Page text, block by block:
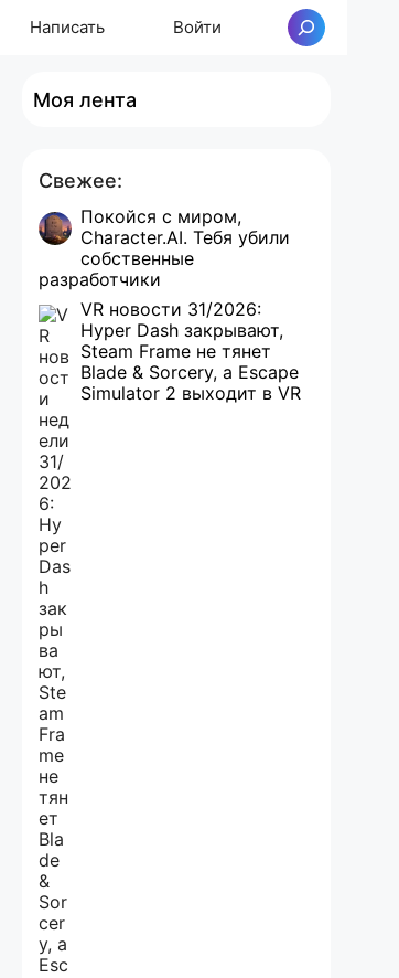
Написать Войти Поиск
Моя лента
Свежее:
Покойся с миром,
Character.AI. Тебя убили
собственные
разработчики
VR новости 31/2026:
Hyper Dash закрывают,
Steam Frame не тянет
Blade & Sorcery, а Escape
Simulator 2 выходит в VR